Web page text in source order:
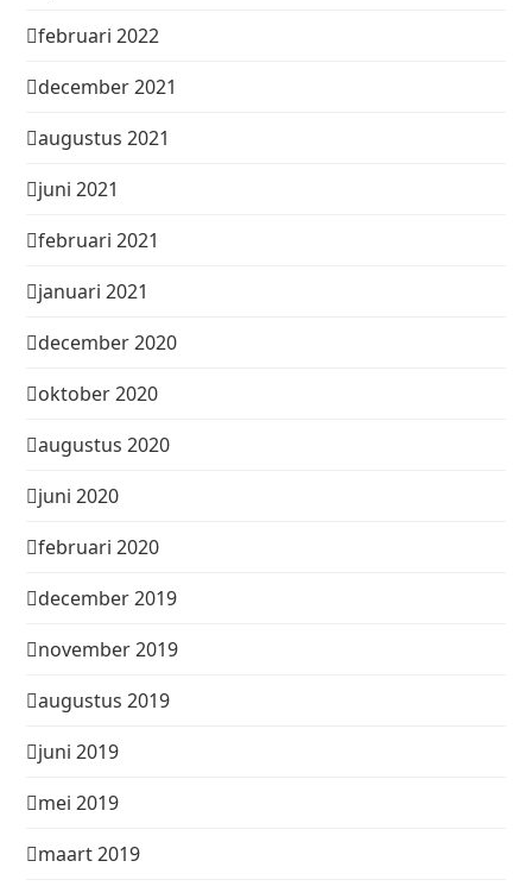
februari 2022
december 2021
augustus 2021
juni 2021
februari 2021
januari 2021
december 2020
oktober 2020
augustus 2020
juni 2020
februari 2020
december 2019
november 2019
augustus 2019
juni 2019
mei 2019
maart 2019